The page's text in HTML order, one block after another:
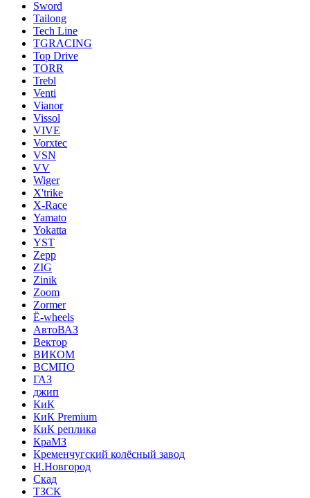
Sword
Tailong
Tech Line
TGRACING
Top Drive
TORR
Trebl
Venti
Vianor
Vissol
VIVE
Vorxtec
VSN
VV
Wiger
X'trike
X-Race
Yamato
Yokatta
YST
Zepp
ZIG
Zinik
Zoom
Zormer
Ё-wheels
АвтоВАЗ
Вектор
ВИКОМ
ВСМПО
ГАЗ
джип
КиК
КиК Premium
КиК реплика
КраМЗ
Кременчугский колёсный завод
Н.Новгород
Скад
ТЗСК